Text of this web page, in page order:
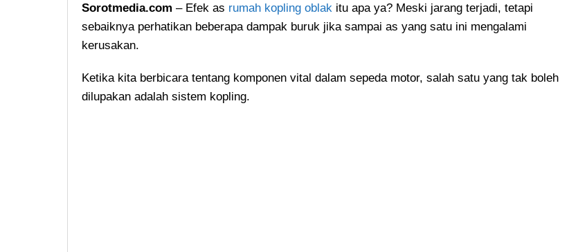
Sorotmedia.com – Efek as rumah kopling oblak itu apa ya? Meski jarang terjadi, tetapi
sebaiknya perhatikan beberapa dampak buruk jika sampai as yang satu ini mengalami
kerusakan.
Ketika kita berbicara tentang komponen vital dalam sepeda motor, salah satu yang tak boleh
dilupakan adalah sistem kopling.